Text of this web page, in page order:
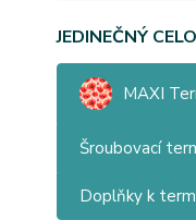
JEDINEČNÝ
MAXI
Šroubovací
Doplňky k